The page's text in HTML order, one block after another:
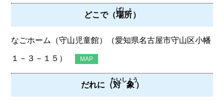
どこで（場所
ばしょ
）
なごホーム（守山児童館）（愛知県名古屋市守山区小幡
１－３－１５） MAP
だれに（対象
たいしょう
）